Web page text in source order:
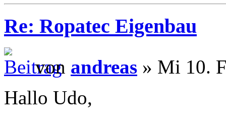
Re: Ropatec Eigenbau
von andreas » Mi 10.
Hallo Udo,